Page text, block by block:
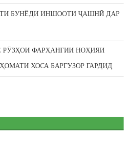
БУНЁДИ ИНШООТИ ҶАШНӢ ДАР
ФАРҲАНГИИ НОҲИЯИ
ХОСА БАРГУЗОР ГАРДИД